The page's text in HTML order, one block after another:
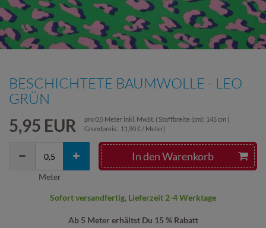
BESCHICHTETE BAUMWOLLE - LEO
GRÜN
5,95 EUR pro0,5 Meter inkl. MwSt. ( Stoffbreite (cm): 145 cm |
Grundpreis: 11,90 € / Meter)
Ab 5 Meter erhältst Du 15 % Rabatt
In den Warenkorb
Meter
Sofort versandfertig, Lieferzeit 2-4 Werktage